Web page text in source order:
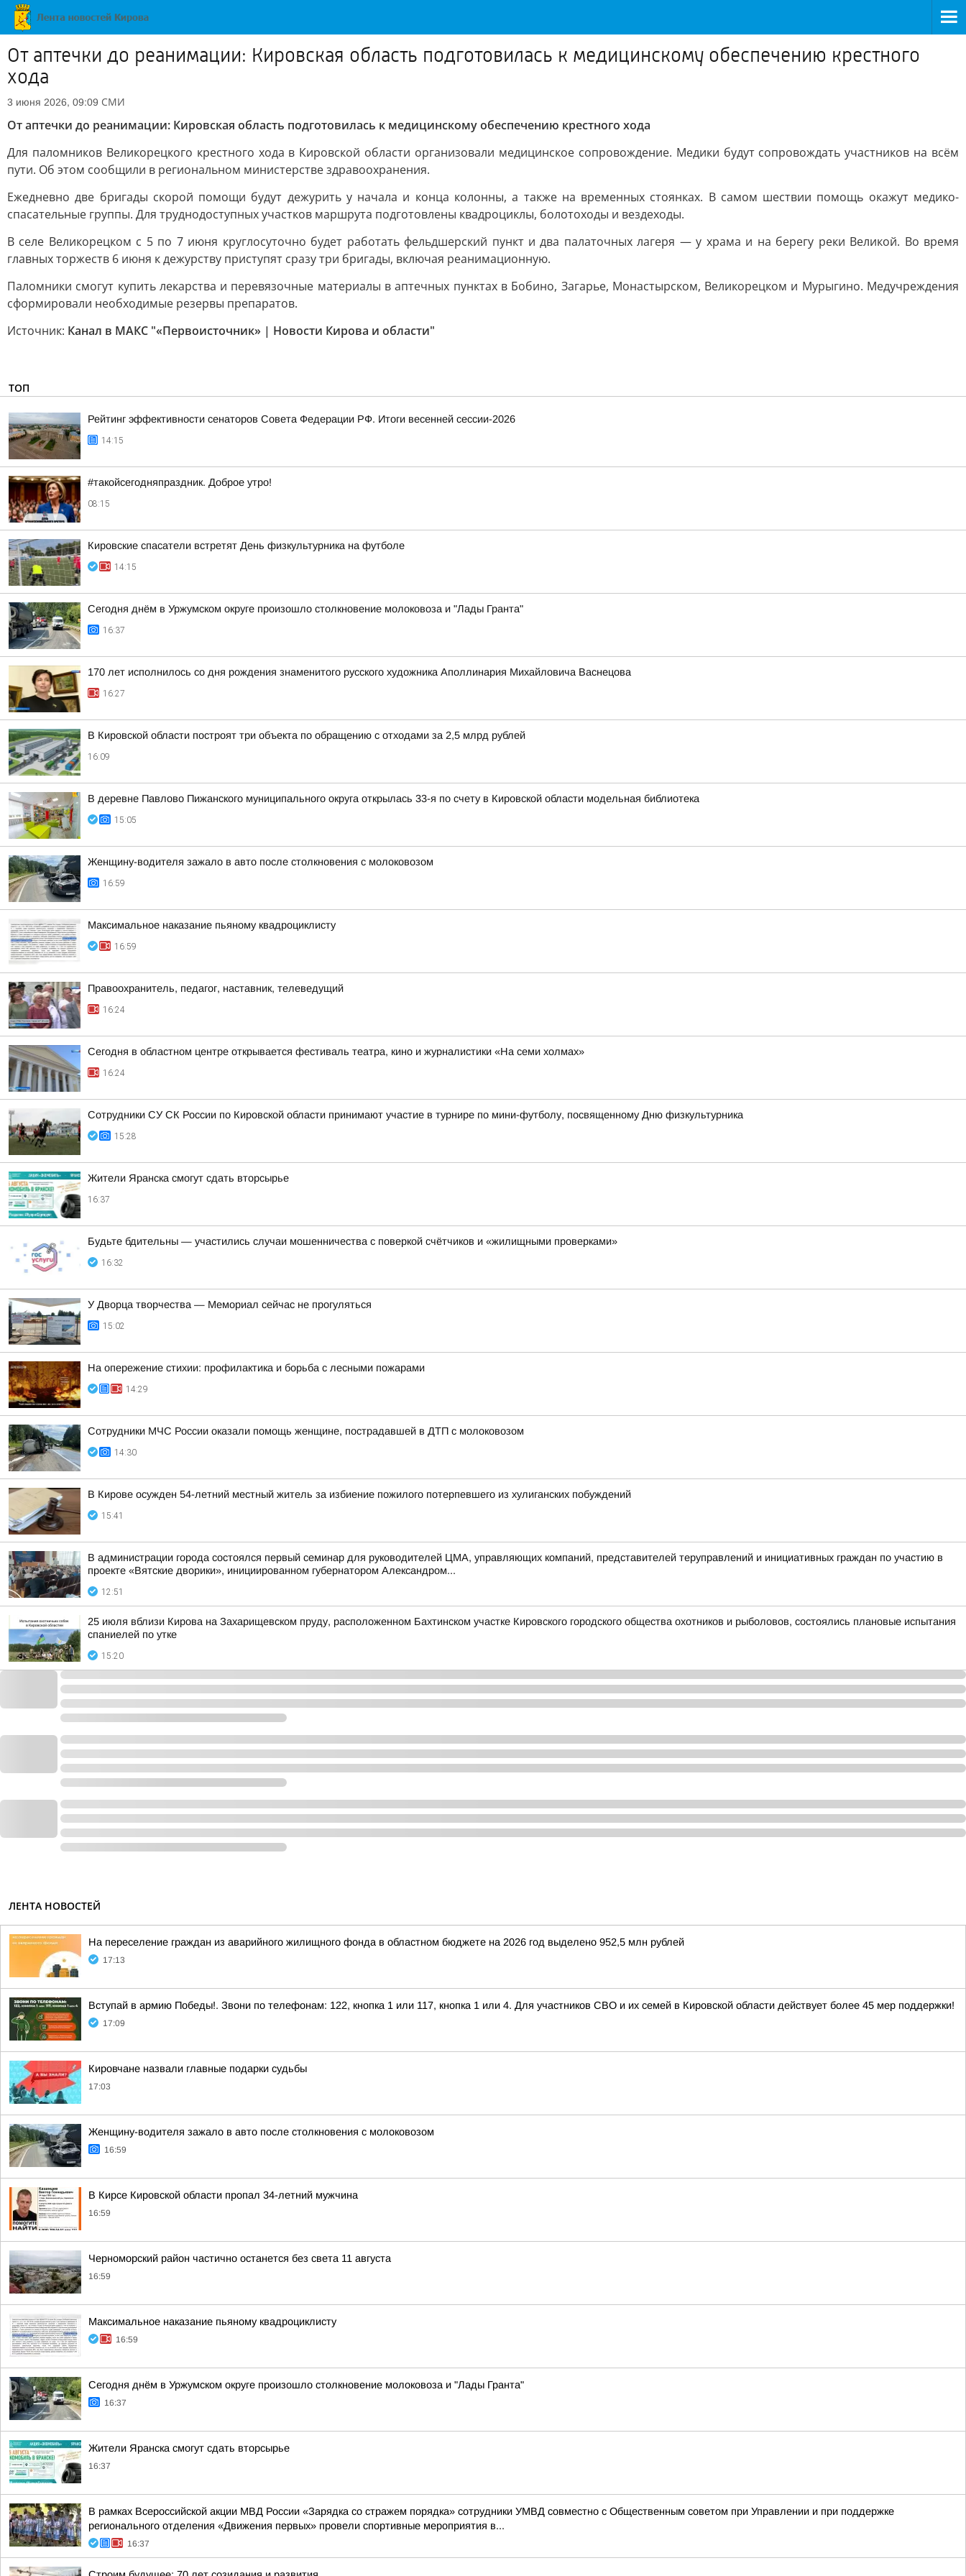
От аптечки до реанимации: Кировская область подготовилась к медицинскому обеспечению крестного
хода
3 июня 2026, 09:09 СМИ
От аптечки до реанимации: Кировская область подготовилась к медицинскому обеспечению крестного хода
Для паломников Великорецкого крестного хода в Кировской области организовали медицинское сопровождение. Медики будут сопровождать участников на всём
пути. Об этом сообщили в региональном министерстве здравоохранения.
Ежедневно две бригады скорой помощи будут дежурить у начала и конца колонны, а также на временных стоянках. В самом шествии помощь окажут медико-
спасательные группы. Для труднодоступных участков маршрута подготовлены квадроциклы, болотоходы и вездеходы.
В селе Великорецком с 5 по 7 июня круглосуточно будет работать фельдшерский пункт и два палаточных лагеря — у храма и на берегу реки Великой. Во время
главных торжеств 6 июня к дежурству приступят сразу три бригады, включая реанимационную.
Паломники смогут купить лекарства и перевязочные материалы в аптечных пунктах в Бобино, Загарье, Монастырском, Великорецком и Мурыгино. Медучреждения
сформировали необходимые резервы препаратов.
Источник: Канал в МАКС "«Первоисточник» | Новости Кирова и области"
ТОП
Рейтинг эффективности сенаторов Совета Федерации РФ. Итоги весенней сессии-2026
14:15
#такойсегодняпраздник. Доброе утро!
08:15
Кировские спасатели встретят День физкультурника на футболе
14:15
Сегодня днём в Уржумском округе произошло столкновение молоковоза и "Лады Гранта"
16:37
170 лет исполнилось со дня рождения знаменитого русского художника Аполлинария Михайловича Васнецова
16:27
В Кировской области построят три объекта по обращению с отходами за 2,5 млрд рублей
16:09
В деревне Павлово Пижанского муниципального округа открылась 33-я по счету в Кировской области модельная библиотека
15:05
Женщину-водителя зажало в авто после столкновения с молоковозом
16:59
Максимальное наказание пьяному квадроциклисту
16:59
Правоохранитель, педагог, наставник, телеведущий
16:24
Сегодня в областном центре открывается фестиваль театра, кино и журналистики «На семи холмах»
16:24
Сотрудники СУ СК России по Кировской области принимают участие в турнире по мини-футболу, посвященному Дню физкультурника
15:28
Жители Яранска смогут сдать вторсырье
16:37
Будьте бдительны — участились случаи мошенничества с поверкой счётчиков и «жилищными проверками»
16:32
У Дворца творчества — Мемориал сейчас не прогуляться
15:02
На опережение стихии: профилактика и борьба с лесными пожарами
14:29
Сотрудники МЧС России оказали помощь женщине, пострадавшей в ДТП с молоковозом
14:30
В Кирове осужден 54-летний местный житель за избиение пожилого потерпевшего из хулиганских побуждений
15:41
В администрации города состоялся первый семинар для руководителей ЦМА, управляющих компаний, представителей теруправлений и инициативных граждан по участию в
проекте «Вятские дворики», инициированном губернатором Александром...
12:51
25 июля вблизи Кирова на Захарищевском пруду, расположенном Бахтинском участке Кировского городского общества охотников и рыболовов, состоялись плановые испытания
спаниелей по утке
15:20
ЛЕНТА НОВОСТЕЙ
На переселение граждан из аварийного жилищного фонда в областном бюджете на 2026 год выделено 952,5 млн рублей
17:13
Вступай в армию Победы!. Звони по телефонам: 122, кнопка 1 или 117, кнопка 1 или 4. Для участников СВО и их семей в Кировской области действует более 45 мер поддержки!
17:09
Кировчане назвали главные подарки судьбы
17:03
Женщину-водителя зажало в авто после столкновения с молоковозом
16:59
В Кирсе Кировской области пропал 34-летний мужчина
16:59
Черноморский район частично останется без света 11 августа
16:59
Максимальное наказание пьяному квадроциклисту
16:59
Сегодня днём в Уржумском округе произошло столкновение молоковоза и "Лады Гранта"
16:37
Жители Яранска смогут сдать вторсырье
16:37
В рамках Всероссийской акции МВД России «Зарядка со стражем порядка» сотрудники УМВД совместно с Общественным советом при Управлении и при поддержке
регионального отделения «Движения первых» провели спортивные мероприятия в...
16:37